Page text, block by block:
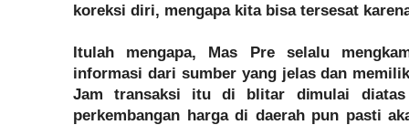
koreksi diri, mengapa kita bisa tersesat
Itulah mengapa, Mas Pre selalu
informasi dari sumber yang jelas dan
Jam transaksi itu di blitar dimulai
perkembangan harga di daerah pun pasti